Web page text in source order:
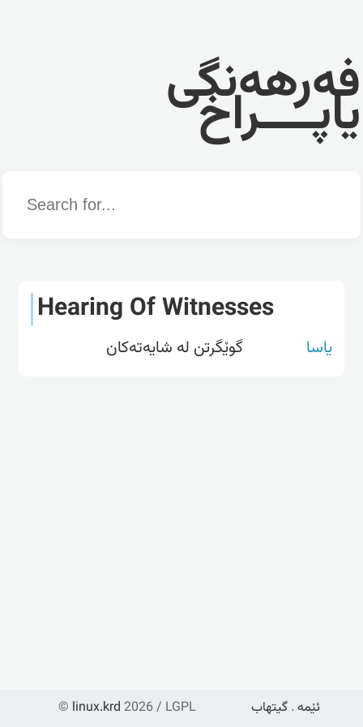
فەرهەنگی
یاپــــراخ
Word
Hearing Of Witnesses
یاسا گوێگرتن لە شایەتەکان
© linux.krd 2026 / LGPL ئێمە . گیتهاب